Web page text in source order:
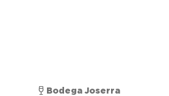
Bodega Joserra